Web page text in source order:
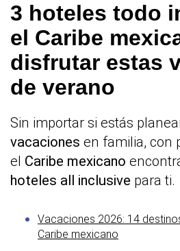
3 hoteles todo
el Caribe
disfrutar estas
de verano
Sin importar si estás
vacaciones en familia, con
el Caribe mexicano
hoteles all inclusive para ti.
Vacaciones 2026: 14
Caribe mexicano